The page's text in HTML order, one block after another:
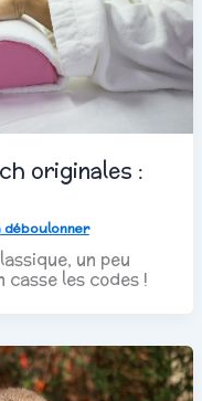
originales :
déboulonner
un peu
les codes !